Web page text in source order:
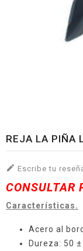
REJA LA PIÑA
 Escribe tu
CONSULTAR
Características.
Acero al
Dureza: 50 ±